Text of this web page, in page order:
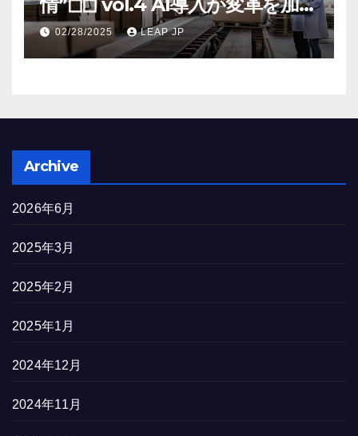
する米国製造業の最前線
02/28/2025 LEAP JP
Archive
2026年6月
2025年3月
2025年2月
2025年1月
2024年12月
2024年11月